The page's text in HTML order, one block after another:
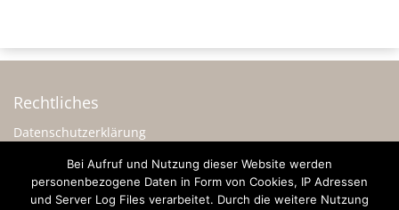
Rechtliches
Datenschutzerklärung
Impressum
Sonstiges
Bei Aufruf und Nutzung dieser Website werden
personenbezogene Daten in Form von Cookies, IP Adressen
und Server Log Files verarbeitet. Durch die weitere Nutzung